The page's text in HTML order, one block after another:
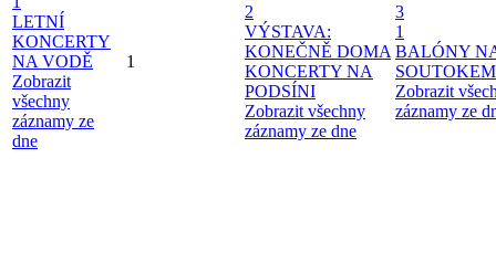
LETNÍ
KONCERTY
NA VODĚ
Zobrazit
všechny
záznamy ze
dne
1
2
VÝSTAVA:
KONEČNĚ DOMA
KONCERTY NA
PODSÍNI
Zobrazit všechny
záznamy ze dne
3
1
BALÓNY
SOUTOKEM
Zobrazit
záznamy ze